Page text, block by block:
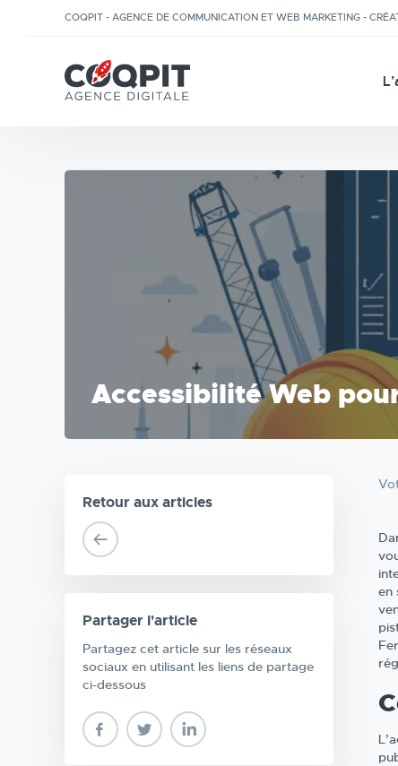
COQPIT - AGENCE DE COMMUNICATION ET WEB MARKETING -
Accessibilité Web
Retour aux articles
Partager l'article
Partagez cet article sur les réseaux
sociaux en utilisant les liens de partage
ci-dessous
en